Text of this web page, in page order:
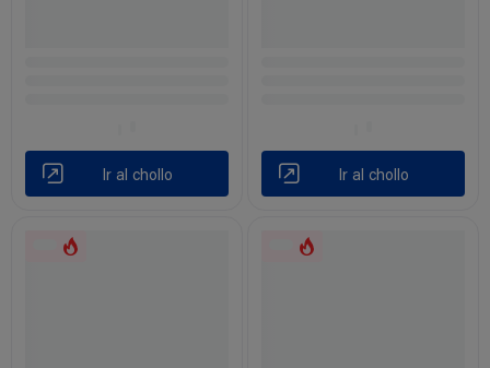
Ir al chollo Ir al chollo